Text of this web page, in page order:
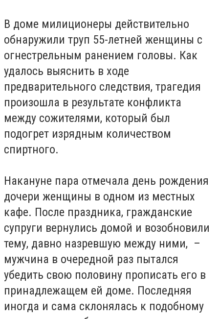
В доме милиционеры действительно
обнаружили труп 55-летней женщины с
огнестрельным ранением головы. Как
удалось выяснить в ходе
предварительного следствия, трагедия
произошла в результате конфликта
между сожителями, который был
подогрет изрядным количеством
спиртного.
Накануне пара отмечала день рождения
дочери женщины в одном из местных
кафе. После праздника, гражданские
супруги вернулись домой и возобновили
тему, давно назревшую между ними, –
мужчина в очередной раз пытался
убедить свою половину прописать его в
принадлежащем ей доме. Последняя
иногда и сама склонялась к подобному